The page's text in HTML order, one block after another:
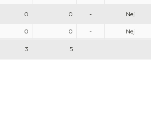
3 5
0 0 - Nej
0 0 - Nej